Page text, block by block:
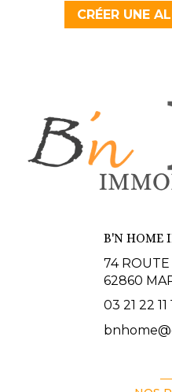
CRÉER UNE
B'N HOME
74
62860
03 21 22 11